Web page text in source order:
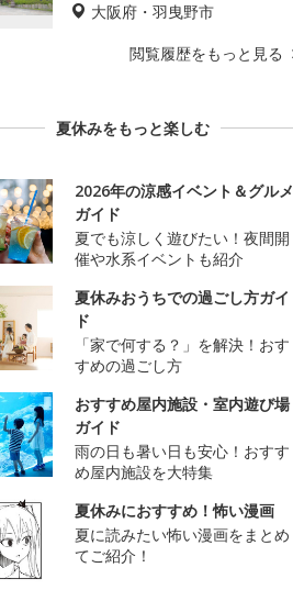
大阪府・羽曳野市
閲覧履歴をもっと見る
夏休みをもっと楽しむ
2026年の涼感イベント＆グルメ
ガイド
夏でも涼しく遊びたい！夜間開
催や水系イベントも紹介
夏休みおうちでの過ごし方ガイ
ド
「家で何する？」を解決！おす
すめの過ごし方
おすすめ屋内施設・室内遊び場
ガイド
雨の日も暑い日も安心！おすす
め屋内施設を大特集
夏休みにおすすめ！怖い漫画
夏に読みたい怖い漫画をまとめ
てご紹介！